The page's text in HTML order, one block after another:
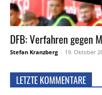
DFB: Verfahren gegen
Stefan Kranzberg - 19. Oktober
LETZTE KOMMENTARE